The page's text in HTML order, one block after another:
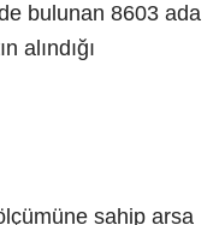
bulunan 8603 ada
alındığı
sahip arsa